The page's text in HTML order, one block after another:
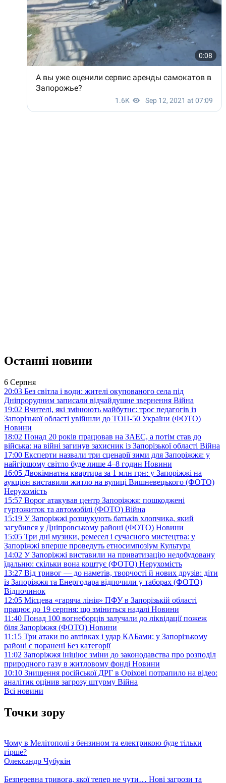
Останні новини
6 Серпня
20:03 Без світла і води: жителі окупованого села під
Дніпрорудним записали відчайдушне звернення Війна
19:02 Вчителі, які змінюють майбутнє: троє педагогів із
Запорізької області увійшли до ТОП-50 України (ФОТО)
Новини
18:02 Понад 20 років працював на ЗАЕС, а потім став до
війська: на війні загинув захисник із Запорізької області Війна
17:00 Експерти назвали три сценарії зими для Запоріжжя: у
найгіршому світло буде лише 4–8 годин Новини
16:05 Двокімнатна квартира за 1 млн грн: у Запоріжжі на
аукціон виставили житло на вулиці Вишневецького (ФОТО)
Нерухомість
15:57 Ворог атакував центр Запоріжжя: пошкоджені
гуртожиток та автомобілі (ФОТО) Війна
15:19 У Запоріжжі розшукують батьків хлопчика, який
загубився у Дніпровському районі (ФОТО) Новини
15:05 Три дні музики, ремесел і сучасного мистецтва: у
Запоріжжі вперше проведуть етносимпозіум Культура
14:02 У Запоріжжі виставили на приватизацію недобудовану
їдальню: скільки вона коштує (ФОТО) Нерухомість
13:27 Від тривог — до наметів, творчості й нових друзів: діти
із Запоріжжя та Енергодара відпочили у таборах (ФОТО)
Відпочинок
12:05 Місцева «гаряча лінія» ПФУ в Запорізькій області
працює до 19 серпня: що зміниться надалі Новини
11:40 Понад 100 вогнеборців залучали до ліквідації пожеж
біля Запоріжжя (ФОТО) Новини
11:15 Три атаки по автівках і удар КАБами: у Запорізькому
районі є поранені Без категорії
11:02 Запоріжжя ініціює зміни до законодавства про розподіл
природного газу в житловому фонді Новини
10:10 Знищення російської ДРГ в Оріхові потрапило на відео:
аналітик оцінив загрозу штурму Війна
Всі новини
Точки зору
Чому в Мелітополі з бензином та електрикою буде тільки
гірше?
Олександр Чубукін
Безперевна тривога, якої тепер не чути… Нові загрози та